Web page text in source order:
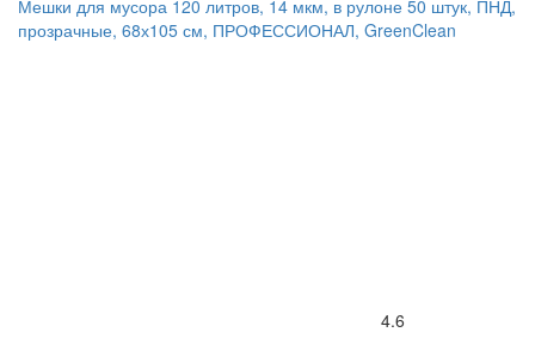
Мешки для мусора 120 литров, 14 мкм, в рулоне 50 штук, ПНД,
прозрачные, 68х105 см, ПРОФЕССИОНАЛ, GreenClean
4.6